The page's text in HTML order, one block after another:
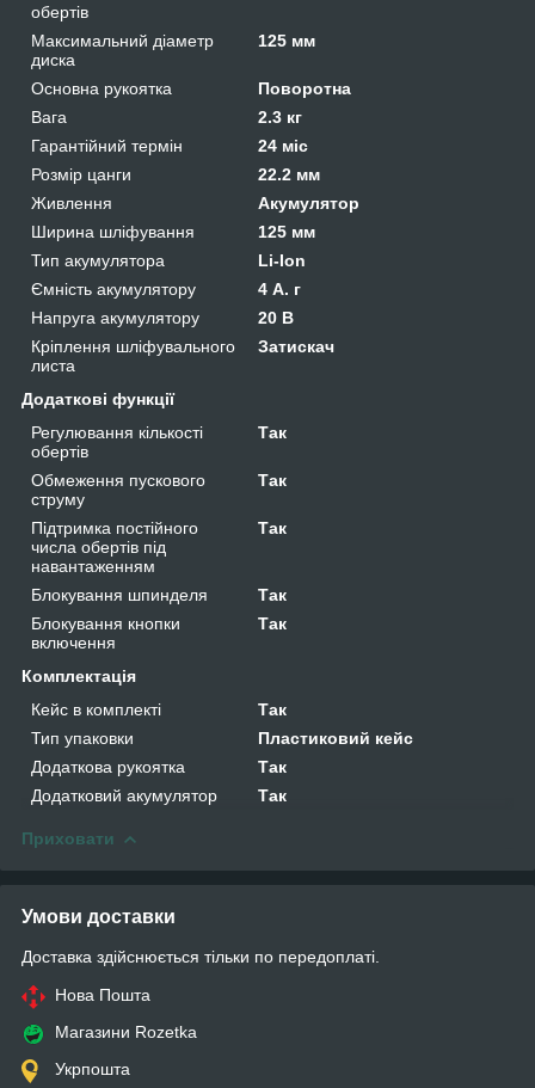
обертів
Максимальний діаметр
диска
125 мм
Основна рукоятка
Поворотна
Вага
2.3 кг
Гарантійний термін
24 міс
Розмір цанги
22.2 мм
Живлення
Акумулятор
Ширина шліфування
125 мм
Тип акумулятора
Li-Ion
Ємність акумулятору
4 А. г
Напруга акумулятору
20 В
Кріплення шліфувального
листа
Затискач
Додаткові функції
Регулювання кількості
обертів
Так
Обмеження пускового
струму
Так
Підтримка постійного
числа обертів під
навантаженням
Так
Блокування шпинделя
Так
Блокування кнопки
включення
Так
Комплектація
Кейс в комплекті
Так
Тип упаковки
Пластиковий кейс
Додаткова рукоятка
Так
Додатковий акумулятор
Так
Приховати
Умови доставки
Доставка здійснюється тільки по передоплаті.
Нова Пошта
Магазини Rozetka
Укрпошта